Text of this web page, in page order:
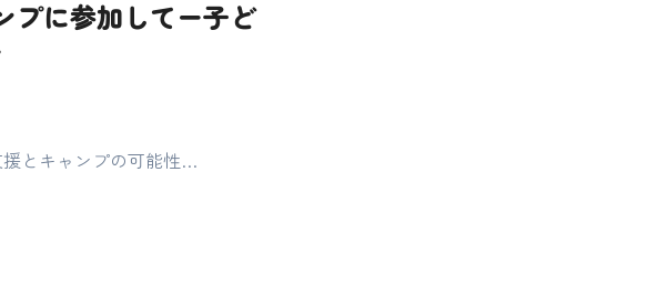
に参加してー子ど
援とキャンプの可能性…